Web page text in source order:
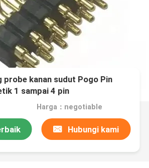
probe kanan sudut Pogo Pin
1 sampai 4 pin
Harga：negotiable
Hubungi kami